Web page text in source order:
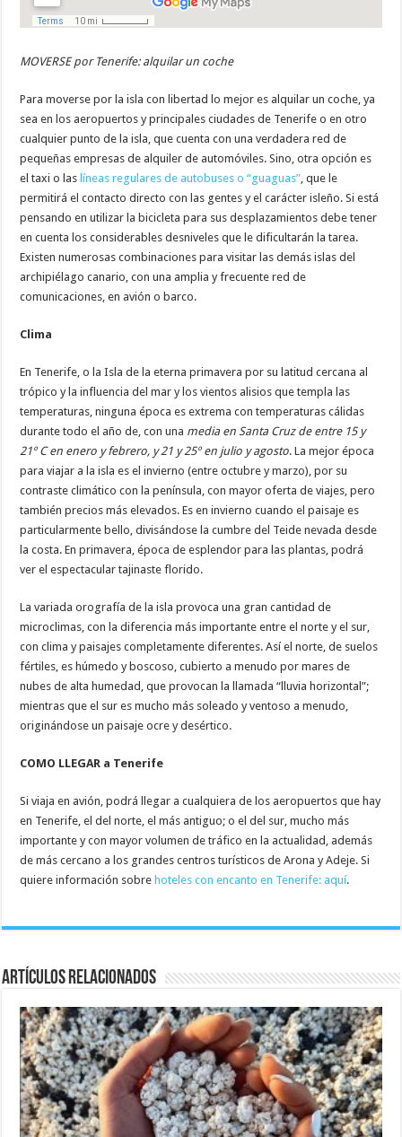
MOVERSE por Tenerife: alquilar un coche
Para moverse por la isla con libertad lo mejor es alquilar un coche, ya
sea en los aeropuertos y principales ciudades de Tenerife o en otro
cualquier punto de la isla, que cuenta con una verdadera red de
pequeñas empresas de alquiler de automóviles. Sino, otra opción es
el taxi o las líneas regulares de autobuses o “guaguas”, que le
permitirá el contacto directo con las gentes y el carácter isleño. Si está
pensando en utilizar la bicicleta para sus desplazamientos debe tener
en cuenta los considerables desniveles que le dificultarán la tarea.
Existen numerosas combinaciones para visitar las demás islas del
archipiélago canario, con una amplia y frecuente red de
comunicaciones, en avión o barco.
Clima
En Tenerife, o la Isla de la eterna primavera por su latitud cercana al
trópico y la influencia del mar y los vientos alisios que templa las
temperaturas, ninguna época es extrema con temperaturas cálidas
durante todo el año de, con una media en Santa Cruz de entre 15 y
21º C en enero y febrero, y 21 y 25º en julio y agosto. La mejor época
para viajar a la isla es el invierno (entre octubre y marzo), por su
contraste climático con la península, con mayor oferta de viajes, pero
también precios más elevados. Es en invierno cuando el paisaje es
particularmente bello, divisándose la cumbre del Teide nevada desde
la costa. En primavera, época de esplendor para las plantas, podrá
ver el espectacular tajinaste florido.
La variada orografía de la isla provoca una gran cantidad de
microclimas, con la diferencia más importante entre el norte y el sur,
con clima y paisajes completamente diferentes. Así el norte, de suelos
fértiles, es húmedo y boscoso, cubierto a menudo por mares de
nubes de alta humedad, que provocan la llamada “lluvia horizontal”;
mientras que el sur es mucho más soleado y ventoso a menudo,
originándose un paisaje ocre y desértico.
COMO LLEGAR a Tenerife
Si viaja en avión, podrá llegar a cualquiera de los aeropuertos que hay
en Tenerife, el del norte, el más antiguo; o el del sur, mucho más
importante y con mayor volumen de tráfico en la actualidad, además
de más cercano a los grandes centros turísticos de Arona y Adeje. Si
quiere información sobre hoteles con encanto en Tenerife: aquí.
Artículos relacionados